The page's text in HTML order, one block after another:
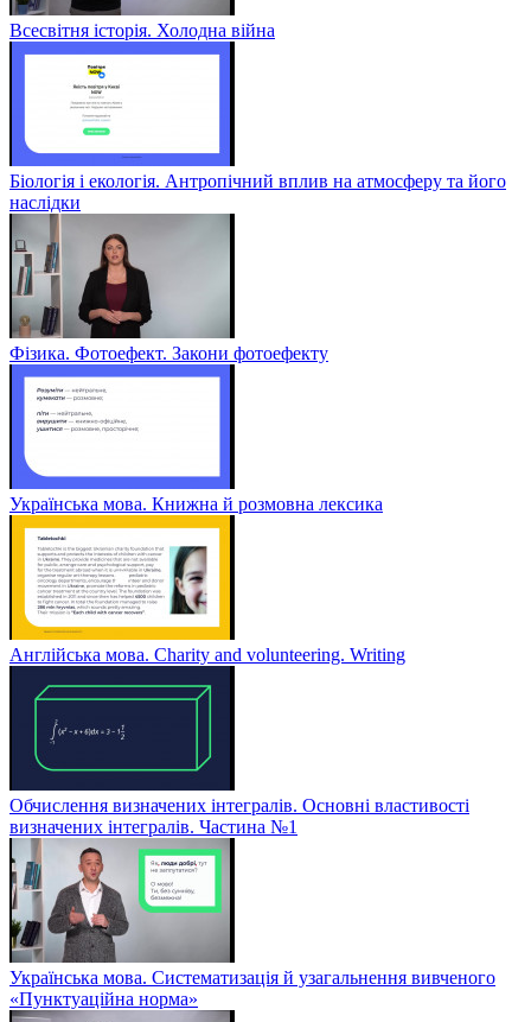
Всесвітня історія. Холодна війна
Біологія і екологія. Антропічний вплив на атмосферу та його
наслідки
Фізика. Фотоефект. Закони фотоефекту
Українська мова. Книжна й розмовна лексика
Англійська мова. Charity and volunteering. Writing
Обчислення визначених інтегралів. Основні властивості
визначених інтегралів. Частина №1
Українська мова. Систематизація й узагальнення вивченого
«Пунктуаційна норма»